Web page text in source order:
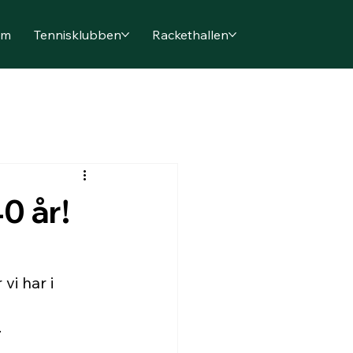
Tennisklubben Rackethallen
år!
har i